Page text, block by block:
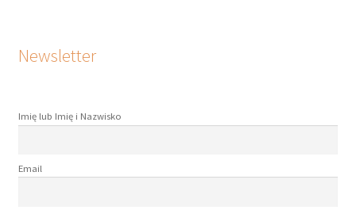
Newsletter
Imię lub Imię i Nazwisko
Email